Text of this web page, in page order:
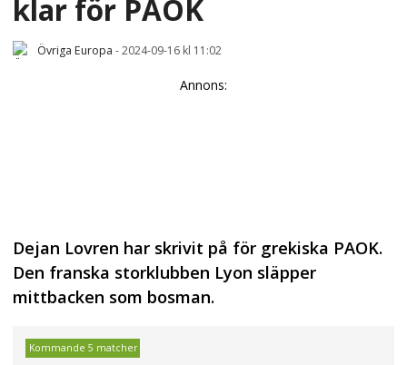
klar för PAOK
Övriga Europa -2024-09-16 kl 11:02
Annons:
Dejan Lovren har skrivit på för grekiska PAOK.
Den franska storklubben Lyon släpper
mittbacken som bosman.
Kommande 5 matcher